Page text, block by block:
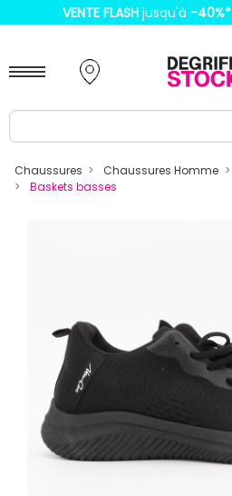
VENTE FLASH jusqu'à -40%*
Chaussures Chaussures Homme
Baskets basses